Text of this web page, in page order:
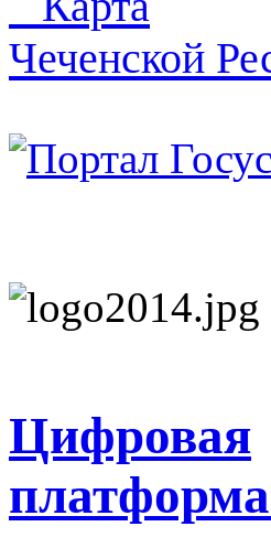
Чеченской
Цифровая